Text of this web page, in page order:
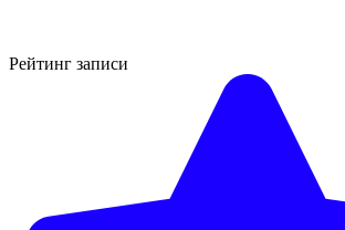
Рейтинг записи